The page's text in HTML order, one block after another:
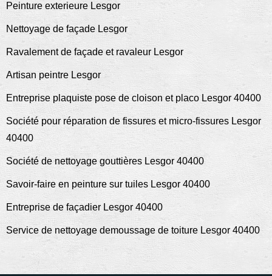
Peinture exterieure Lesgor
Nettoyage de façade Lesgor
Ravalement de façade et ravaleur Lesgor
Artisan peintre Lesgor
Entreprise plaquiste pose de cloison et placo Lesgor 40400
Société pour réparation de fissures et micro-fissures Lesgor
40400
Société de nettoyage gouttières Lesgor 40400
Savoir-faire en peinture sur tuiles Lesgor 40400
Entreprise de façadier Lesgor 40400
Service de nettoyage demoussage de toiture Lesgor 40400